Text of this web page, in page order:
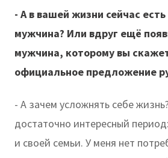
- А в вашей жизни сейчас
мужчина? Или вдруг ещё
мужчина, которому вы
официальное предложение
- А зачем усложнять себе
достаточно интересный
и своей семьи. У меня нет